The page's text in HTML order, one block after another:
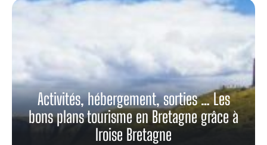
Activités, hébergement, sorties … Les
bons plans tourisme en Bretagne grâce à
Iroise Bretagne